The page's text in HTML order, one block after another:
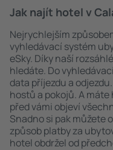
Jak najít hotel v
Nejrychlejším
vyhledávací systém
eSky. Díky naší
hledáte. Do
data příjezdu a
hostů a pokojů. A
před vámi objeví
Snadno si pak můžete
způsob platby za
hotel obdržel od